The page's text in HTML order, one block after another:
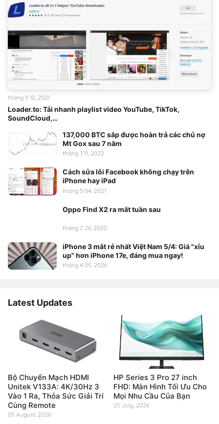
Loader.to: Tải nhanh playlist video YouTube, TikTok,
SoundCloud,…
tháng 9 10, 2021
137,000 BTC sắp được hoàn trả các chủ nợ
Mt Gox sau 7 năm
tháng 7 11, 2022
Cách sửa lỗi Facebook không chạy trên
iPhone hay iPad
tháng 5 04, 2021
Oppo Find X2 ra mắt tuần sau
tháng 2 26, 2020
iPhone 3 mắt rẻ nhất Việt Nam 5/4: Giá "xỉu
up" hơn iPhone 17e, đáng mua ngay!
tháng 4 05, 2026
Latest Updates
Bộ Chuyển Mạch HDMI
Unitek V133A: 4K/30Hz 3
Vào 1 Ra, Thỏa Sức Giải Trí
Cùng Remote
05 August, 2026
HP Series 3 Pro 27 inch
FHD: Màn Hình Tối Ưu Cho
Mọi Nhu Cầu Của Bạn
25 July, 2026